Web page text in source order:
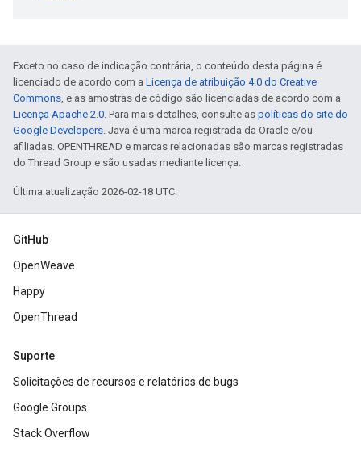
Exceto no caso de indicação contrária, o conteúdo desta página é
licenciado de acordo com a Licença de atribuição 4.0 do Creative
Commons, e as amostras de código são licenciadas de acordo com a
Licença Apache 2.0. Para mais detalhes, consulte as políticas do site do
Google Developers. Java é uma marca registrada da Oracle e/ou
afiliadas. OPENTHREAD e marcas relacionadas são marcas registradas
do Thread Group e são usadas mediante licença.
Última atualização 2026-02-18 UTC.
GitHub
OpenWeave
Happy
OpenThread
Suporte
Solicitações de recursos e relatórios de bugs
Google Groups
Stack Overflow